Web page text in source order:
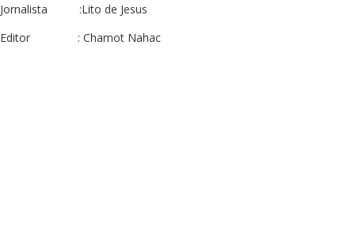
Jornalista :Lito de Jesus
Editor : Chamot Nahac